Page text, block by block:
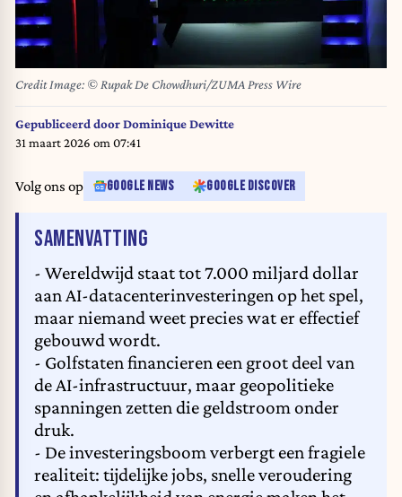
Credit Image: © Rupak De Chowdhuri/ZUMA Press Wire
Gepubliceerd doorDominique Dewitte
31 maart 2026 om 07:41
Volg ons op GOOGLE NEWS GOOGLE DISCOVER
SAMENVATTING
- Wereldwijd staat tot 7.000 miljard dollar
aan AI-datacenterinvesteringen op het spel,
maar niemand weet precies wat er effectief
gebouwd wordt.
- Golfstaten financieren een groot deel van
de AI-infrastructuur, maar geopolitieke
spanningen zetten die geldstroom onder
druk.
- De investeringsboom verbergt een fragiele
realiteit: tijdelijke jobs, snelle veroudering